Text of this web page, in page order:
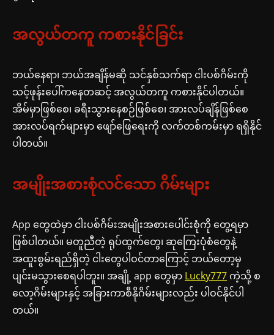
အလွယ်တကူ ကစားနိုင်ခြင်း
ဘယ်နေရာ၊ ဘယ်အချိန်မဆို သင်နှစ်သက်ရာ ငါးပစ်ဂိမ်းကို
သင့်ဖုန်းပေါ်ကနေတဆင့် အလွယ်တကူ ကစားနိုင်ပါတယ်။
အိမ်မှာဖြစ်စေ၊ ခရီးသွားနေစဉ်ဖြစ်စေ၊ အားလပ်ချိန်ဖြစ်စေ
အားလပ်ရက်များမှာ ဖျော်ဖြေရေးကို လက်တစ်ကမ်းမှာ ရရှိနိုင်
ပါတယ်။
အမျိုးအစားစုံလင်သော ဂိမ်းများ
App တွေထဲမှာ ငါးပစ်ဂိမ်းအမျိုးအစားပေါင်းစုံကို တွေ့ရမှာ
ဖြစ်ပါတယ်။ မတူညီတဲ့ ရုပ်ထွက်တွေ၊ ဆုကြေးပုံစံတွေနဲ့
အထူးစွမ်းရည်ရှိတဲ့ ငါးတွေပါဝင်တာကြောင့် ဘယ်တော့မှ
ပျင်းမသွားစေရပါဘူး။ အချို့ app တွေမှာ Lucky777 ကဲ့သို့ စ
လော့ဂိမ်းများနှင့် အခြားကာစီနိုဂိမ်းများလည်း ပါဝင်နိုင်ပါ
တယ်။